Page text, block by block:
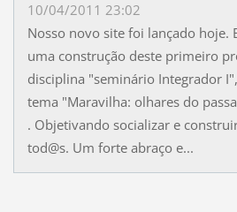
10/04/2011 23:02
Nosso novo site foi lançado hoje.
uma construção deste primeiro
disciplina "seminário Integrador
tema "Maravilha: olhares do
. Objetivando socializar e
tod@s. Um forte abraço e...